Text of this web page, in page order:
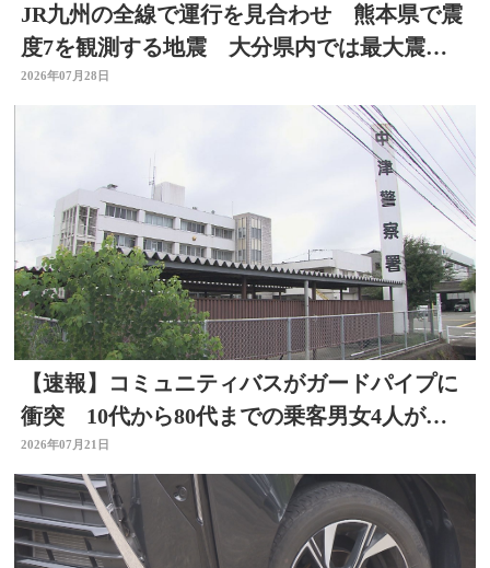
JR九州の全線で運行を見合わせ 熊本県で震
度7を観測する地震 大分県内では最大震度4
を観測
2026年07月28日
【速報】コミュニティバスがガードパイプに
衝突 10代から80代までの乗客男女4人が病
院に搬送
2026年07月21日